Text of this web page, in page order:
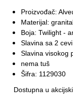
Proizvođač:
Materijal:
Boja:Twilight -
Slavina sa 2 cevi
Slavina visokog
nema tuš
Šifra: 1129030
Dostupna u